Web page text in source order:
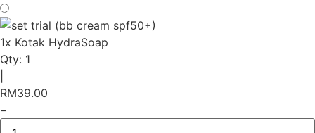
1x Kotak HydraSoap
Qty: 1
RM39.00
−